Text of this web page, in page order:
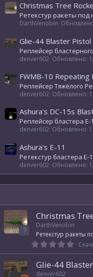
Christmas Tree
Ретекстур ракеты
DarthVenobin
Glie-44 Blaster Pistol
Реплейсер
denver602 Обновлено:
FWMB-10 Repeating
Реплейсер Тяжёлого
denver602 Обновлено:
Ashura's DC-15s
Реплейсер бластера E-
denver602 Обновлено:
Ashura's E-11
Ретекстур бластера E-
denver602 Обновлено:
Christmas
DarthVenobin
Ретекстур ракеты
0
0
Glie-44
denver602